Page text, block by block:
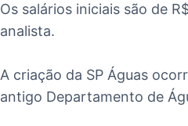
Os salários iniciais são de
analista.
A criação da SP Águas
antigo Departamento de